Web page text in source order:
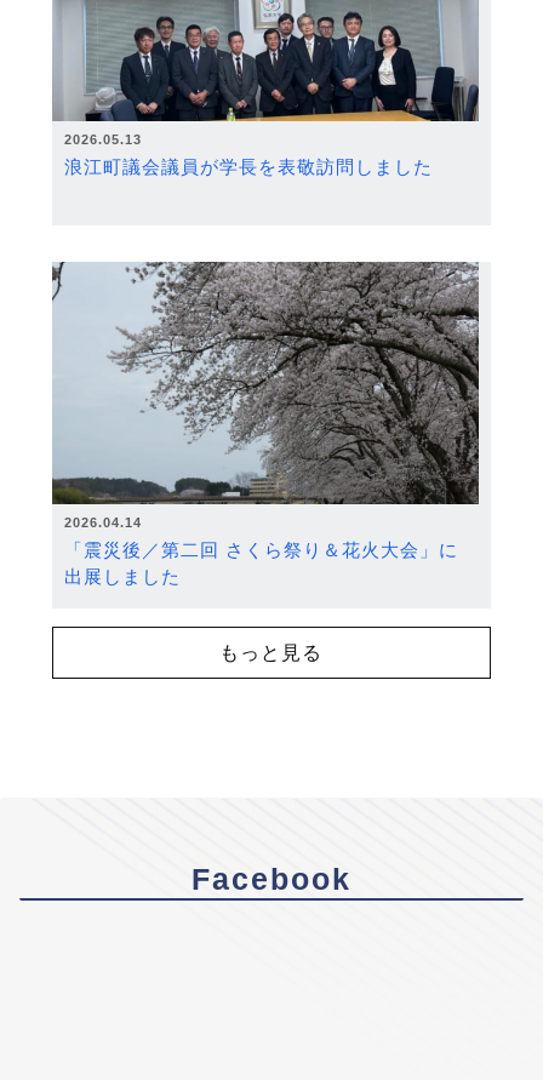
2026.05.13
浪江町議会議員が学長を表敬訪問しました
2026.04.14
「震災後／第二回 さくら祭り＆花火大会」に
出展しました
もっと見る
Facebook